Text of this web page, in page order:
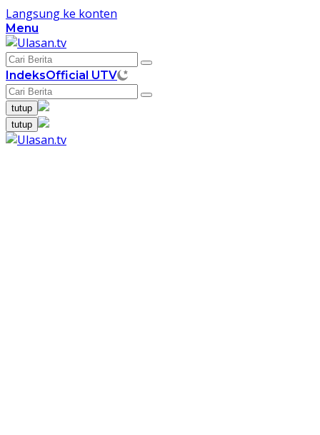
Langsung ke konten
Menu
IndeksOfficial UTV
tutup
tutup